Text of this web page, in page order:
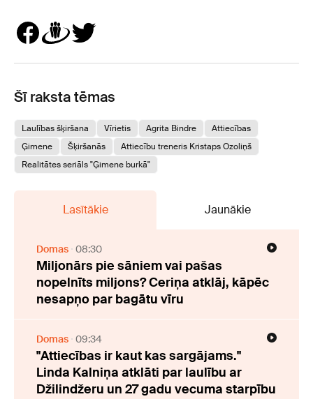
Šī raksta tēmas
Laulības šķiršana Vīrietis Agrita Bindre
Attiecības
Ģimene
Šķiršanās
Attiecību treneris Kristaps Ozoliņš
Realitātes seriāls "Ģimene burkā"
Lasītākie Jaunākie
Domas 08:30
Miljonārs pie sāniem vai pašas
nopelnīts miljons? Ceriņa atklāj, kāpēc
nesapņo par bagātu vīru
Domas 09:34
"Attiecības ir kaut kas sargājams."
Linda Kalniņa atklāti par laulību ar
Džilindžeru un 27 gadu vecuma starpību